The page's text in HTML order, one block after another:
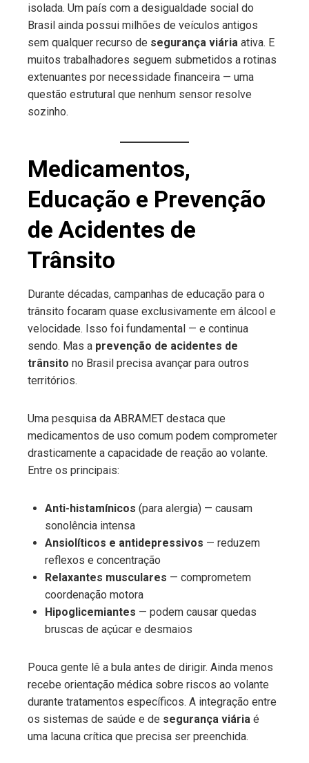
isolada. Um país com a desigualdade social do
Brasil ainda possui milhões de veículos antigos
sem qualquer recurso de segurança viária ativa. E
muitos trabalhadores seguem submetidos a rotinas
extenuantes por necessidade financeira — uma
questão estrutural que nenhum sensor resolve
sozinho.
Medicamentos,
Educação e Prevenção
de Acidentes de
Trânsito
Durante décadas, campanhas de educação para o
trânsito focaram quase exclusivamente em álcool e
velocidade. Isso foi fundamental — e continua
sendo. Mas a prevenção de acidentes de
trânsito no Brasil precisa avançar para outros
territórios.
Uma pesquisa da ABRAMET destaca que
medicamentos de uso comum podem comprometer
drasticamente a capacidade de reação ao volante.
Entre os principais:
Anti-histamínicos (para alergia) — causam
sonolência intensa
Ansiolíticos e antidepressivos — reduzem
reflexos e concentração
Relaxantes musculares — comprometem
coordenação motora
Hipoglicemiantes — podem causar quedas
bruscas de açúcar e desmaios
Pouca gente lê a bula antes de dirigir. Ainda menos
recebe orientação médica sobre riscos ao volante
durante tratamentos específicos. A integração entre
os sistemas de saúde e de segurança viária é
uma lacuna crítica que precisa ser preenchida.